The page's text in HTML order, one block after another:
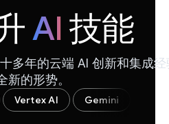
AI 技能
多年的云端 AI 创新和集成
新的形势。
Vertex AI Gemini